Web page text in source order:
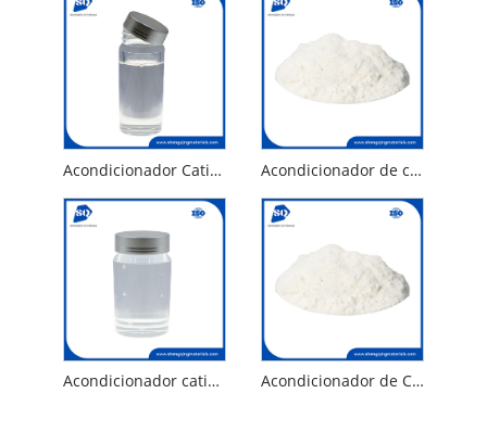
Acondicionador Catiónico Polyquaternium 7 Acondicionador de celulosa catiónica poliquaternio 10
Acondicionador catiónico poliquaternio-22 Acondicionador de Celulosa Catiónica Polyquaternium 10(QUAT 400)